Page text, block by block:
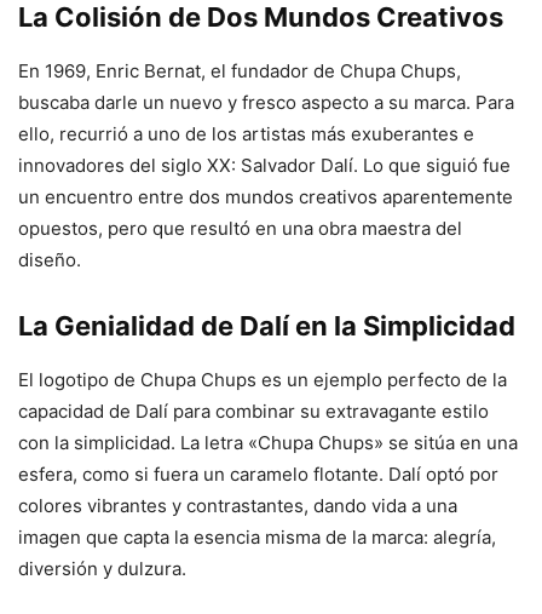
La Colisión de Dos Mundos Creativos
En 1969, Enric Bernat, el fundador de Chupa Chups,
buscaba darle un nuevo y fresco aspecto a su marca. Para
ello, recurrió a uno de los artistas más exuberantes e
innovadores del siglo XX: Salvador Dalí. Lo que siguió fue
un encuentro entre dos mundos creativos aparentemente
opuestos, pero que resultó en una obra maestra del
diseño.
La Genialidad de Dalí en la Simplicidad
El logotipo de Chupa Chups es un ejemplo perfecto de la
capacidad de Dalí para combinar su extravagante estilo
con la simplicidad. La letra «Chupa Chups» se sitúa en una
esfera, como si fuera un caramelo flotante. Dalí optó por
colores vibrantes y contrastantes, dando vida a una
imagen que capta la esencia misma de la marca: alegría,
diversión y dulzura.